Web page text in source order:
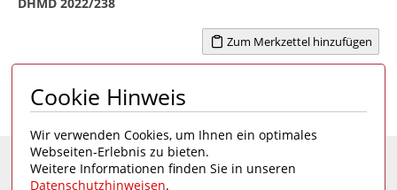
Zum Merkzettel hinzufügen
Seite 1 von 1 1
Eine Seite desDeutschen Hygiene-Museums
Cookie Hinweis
Wir verwenden Cookies, um Ihnen ein optimales
Webseiten-Erlebnis zu bieten.
Weitere Informationen finden Sie in unseren
Datenschutzhinweisen.